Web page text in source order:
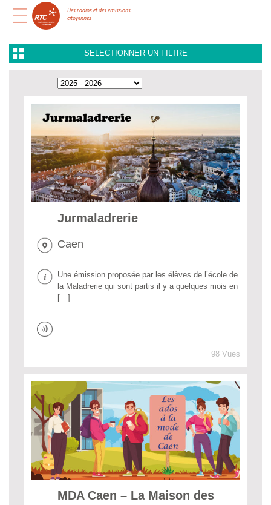
Des radios et des émissions
citoyennes
SELECTIONNER UN FILTRE
Jurmaladrerie
Caen
Une émission proposée par les élèves de l’école de
la Maladrerie qui sont partis il y a quelques mois en
[…]
98 Vues
MDA Caen – La Maison des